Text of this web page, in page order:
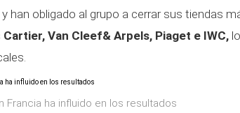
han obligado al grupo a cerrar sus tiendas
Cartier, Van Cleef& Arpels, Piaget e IWC,
Francia ha influido en los resultados